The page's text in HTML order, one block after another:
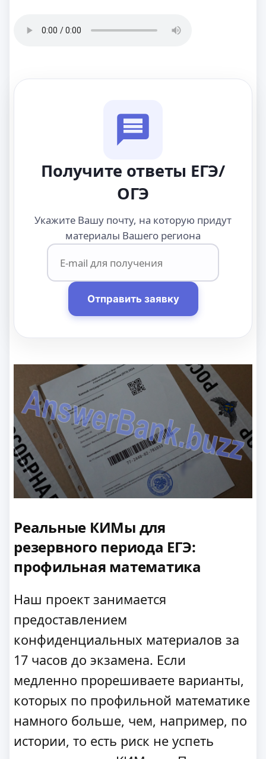
Получите ответы ЕГЭ/
ОГЭ
Укажите Вашу почту, на которую придут
материалы Вашего региона
Отправить заявку
Реальные КИМы для
резервного периода ЕГЭ:
профильная математика
Наш проект занимается
предоставлением
конфиденциальных материалов за
17 часов до экзамена. Если
медленно прорешиваете варианты,
которых по профильной математике
намного больше, чем, например, по
истории, то есть риск не успеть